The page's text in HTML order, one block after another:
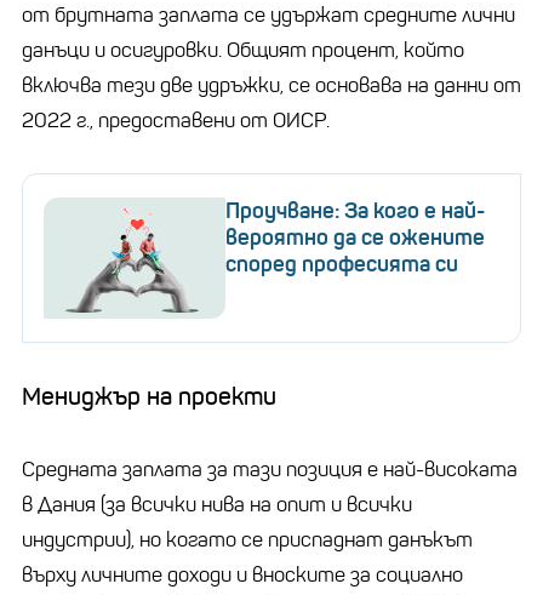
от брутната заплата се удържат средните лични
данъци и осигуровки. Общият процент, който
включва тези две удръжки, се основава на данни от
2022 г., предоставени от ОИСР.
Проучване: За кого е най-
вероятно да се ожените
според професията си
Мениджър на проекти
Средната заплата за тази позиция е най-високата
в Дания (за всички нива на опит и всички
индустрии), но когато се приспаднат данъкът
върху личните доходи и вноските за социално